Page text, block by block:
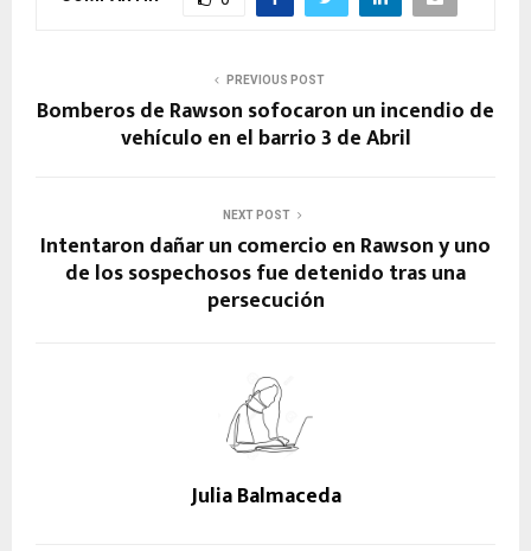
PREVIOUS POST
Bomberos de Rawson sofocaron un incendio de
vehículo en el barrio 3 de Abril
NEXT POST
Intentaron dañar un comercio en Rawson y uno
de los sospechosos fue detenido tras una
persecución
Julia Balmaceda